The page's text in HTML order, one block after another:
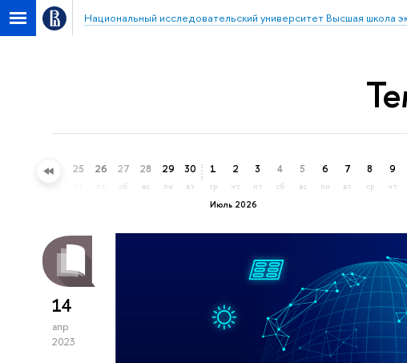
Национальный исследовательский университет Высшая школа
24 25 26 27
сб
28
вс
29
пн
30
вт
Июль 2026
1
ср
2
чт
3
пт
4
сб
5
вс
6
пн
7
вт
8
ср
9
чт
14
апр
2023